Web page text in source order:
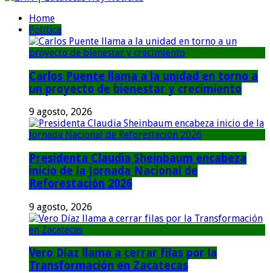
Home
Política
Carlos Puente llama a la unidad en torno a
un proyecto de bienestar y crecimiento
9 agosto, 2026
Presidenta Claudia Sheinbaum encabeza
inicio de la Jornada Nacional de
Reforestación 2026
9 agosto, 2026
Vero Díaz llama a cerrar filas por la
Transformación en Zacatecas